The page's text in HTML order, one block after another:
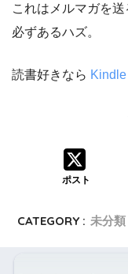
これはメルマガを
必ずあるハズ。
読書好きなら
ポスト
CATEGORY : 未分類